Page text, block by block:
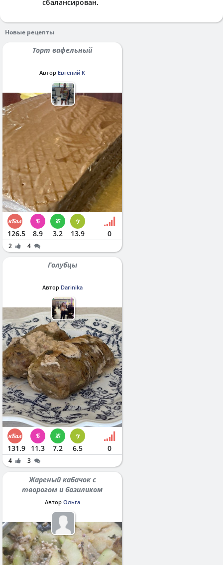
сбалансирован.
Новые рецепты
Торт вафельный
Автор Евгений К
126.5 8.9 3.2 13.9 0
2 4
Голубцы
Автор Darinika
131.9 11.3 7.2 6.5 0
4 3
Жареный кабачок с
творогом и базиликом
Автор Ольга